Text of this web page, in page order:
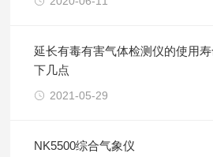
延长有毒有害气体检测仪的使用
下几点
2021-05-29
NK5500综合气象仪